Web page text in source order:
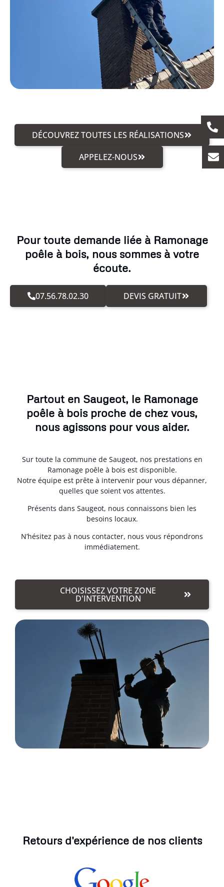
DÉCOUVREZ TOUTES LES RÉALISATIONS
APPELEZ-NOUS
Pour toute demande liée à Ramonage
poêle à bois, nous sommes à votre
écoute.
07.56.78.02.30 DEVIS GRATUIT
Partout en Saugeot, le Ramonage
poêle à bois proche de chez vous,
nous agissons pour vous aider.
Sur toute la commune de Saugeot, nos prestations en
Ramonage poêle à bois est disponible.
Notre équipe est prête à intervenir pour vous dépanner,
quelles que soient vos attentes.
Présents dans Saugeot, nous connaissons bien les
besoins locaux.
N’hésitez pas à nous contacter, nous vous répondrons
immédiatement.
CHOISISSEZ VOTRE ZONE
D'INTERVENTION
Retours d'expérience de nos clients